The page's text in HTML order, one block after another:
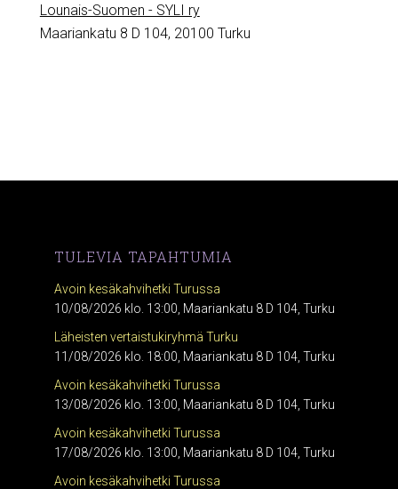
Lounais-Suomen - SYLI ry
Maariankatu 8 D 104, 20100 Turku
TULEVIA TAPAHTUMIA
Avoin kesäkahvihetki Turussa
10/08/2026 klo. 13:00, Maariankatu 8 D 104, Turku
Läheisten vertaistukiryhmä Turku
11/08/2026 klo. 18:00, Maariankatu 8 D 104, Turku
Avoin kesäkahvihetki Turussa
13/08/2026 klo. 13:00, Maariankatu 8 D 104, Turku
Avoin kesäkahvihetki Turussa
17/08/2026 klo. 13:00, Maariankatu 8 D 104, Turku
Avoin kesäkahvihetki Turussa